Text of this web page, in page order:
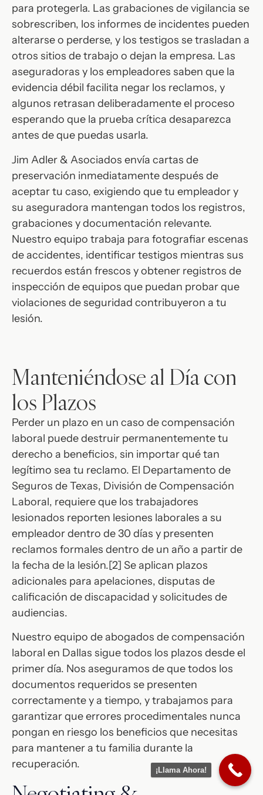
para protegerla. Las grabaciones de vigilancia se
sobrescriben, los informes de incidentes pueden
alterarse o perderse, y los testigos se trasladan a
otros sitios de trabajo o dejan la empresa. Las
aseguradoras y los empleadores saben que la
evidencia débil facilita negar los reclamos, y
algunos retrasan deliberadamente el proceso
esperando que la prueba crítica desaparezca
antes de que puedas usarla.
Jim Adler & Asociados envía cartas de
preservación inmediatamente después de
aceptar tu caso, exigiendo que tu empleador y
su aseguradora mantengan todos los registros,
grabaciones y documentación relevante.
Nuestro equipo trabaja para fotografiar escenas
de accidentes, identificar testigos mientras sus
recuerdos están frescos y obtener registros de
inspección de equipos que puedan probar que
violaciones de seguridad contribuyeron a tu
lesión.
Manteniéndose al Día con
los Plazos
Perder un plazo en un caso de compensación
laboral puede destruir permanentemente tu
derecho a beneficios, sin importar qué tan
legítimo sea tu reclamo. El Departamento de
Seguros de Texas, División de Compensación
Laboral, requiere que los trabajadores
lesionados reporten lesiones laborales a su
empleador dentro de 30 días y presenten
reclamos formales dentro de un año a partir de
la fecha de la lesión.[2] Se aplican plazos
adicionales para apelaciones, disputas de
calificación de discapacidad y solicitudes de
audiencias.
Nuestro equipo de abogados de compensación
laboral en Dallas sigue todos los plazos desde el
primer día. Nos aseguramos de que todos los
documentos requeridos se presenten
correctamente y a tiempo, y trabajamos para
garantizar que errores procedimentales nunca
pongan en riesgo los beneficios que necesitas
para mantener a tu familia durante la
recuperación.
¡Llama Ahora!